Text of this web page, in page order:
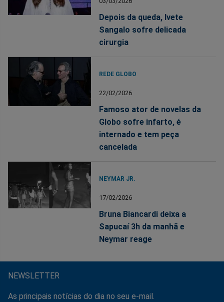
Depois da queda, Ivete
Sangalo sofre delicada
cirurgia
REDE GLOBO
22/02/2026
Famoso ator de novelas da
Globo sofre infarto, é
internado e tem peça
cancelada
NEYMAR JR.
17/02/2026
Bruna Biancardi deixa a
Sapucaí 3h da manhã e
Neymar reage
NEWSLETTER
As principais notícias do dia no seu e-mail.